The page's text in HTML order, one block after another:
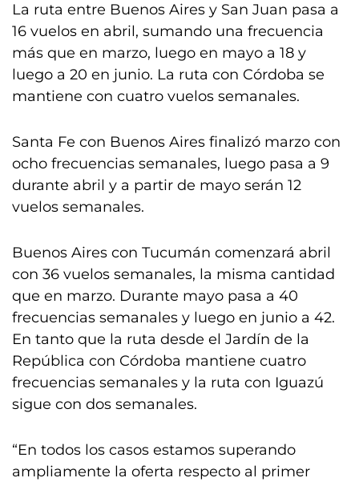
La ruta entre Buenos Aires y San Juan pasa a
16 vuelos en abril, sumando una frecuencia
más que en marzo, luego en mayo a 18 y
luego a 20 en junio. La ruta con Córdoba se
mantiene con cuatro vuelos semanales.
Santa Fe con Buenos Aires finalizó marzo con
ocho frecuencias semanales, luego pasa a 9
durante abril y a partir de mayo serán 12
vuelos semanales.
Buenos Aires con Tucumán comenzará abril
con 36 vuelos semanales, la misma cantidad
que en marzo. Durante mayo pasa a 40
frecuencias semanales y luego en junio a 42.
En tanto que la ruta desde el Jardín de la
República con Córdoba mantiene cuatro
frecuencias semanales y la ruta con Iguazú
sigue con dos semanales.
“En todos los casos estamos superando
ampliamente la oferta respecto al primer